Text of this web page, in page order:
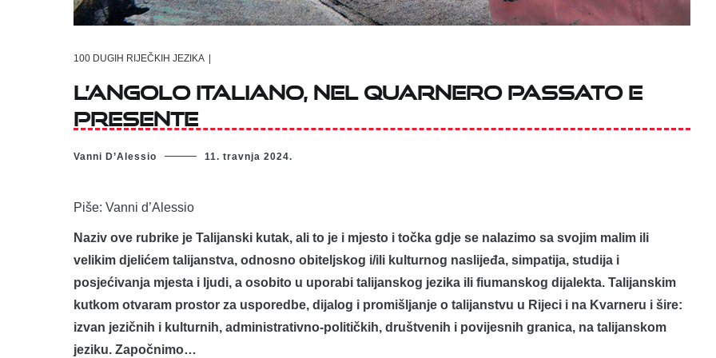
100 DUGIH RIJEČKIH JEZIKA
L’angolo italiano, nel Quarnero passato e
presente
Vanni D’Alessio 11. travnja 2024.
Piše: Vanni d’Alessio
Naziv ove rubrike je Talijanski kutak, ali to je i mjesto i točka gdje se nalazimo sa svojim malim ili
velikim djelićem talijanstva, odnosno obiteljskog i/ili kulturnog naslijeđa, simpatija, studija i
posjećivanja mjesta i ljudi, a osobito u uporabi talijanskog jezika ili fiumanskog dijalekta. Talijanskim
kutkom otvaram prostor za usporedbe, dijalog i promišljanje o talijanstvu u Rijeci i na Kvarneru i šire:
izvan jezičnih i kulturnih, administrativno-političkih, društvenih i povijesnih granica, na talijanskom
jeziku. Započnimo…